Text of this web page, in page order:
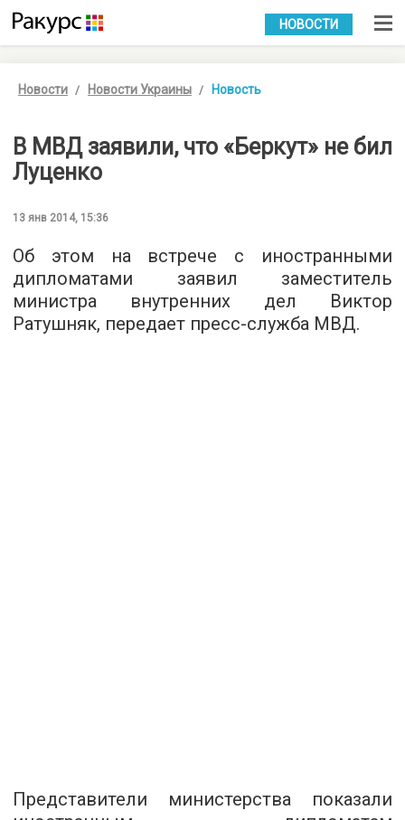
УКР РУС
НОВОСТИ
Новости Новости Украины Новость
В МВД заявили, что «Беркут» не бил
Луценко
13 янв 2014, 15:36
Об этом на встрече с иностранными
дипломатами заявил заместитель
министра внутренних дел Виктор
Ратушняк, передает пресс-служба МВД.
Представители министерства показали